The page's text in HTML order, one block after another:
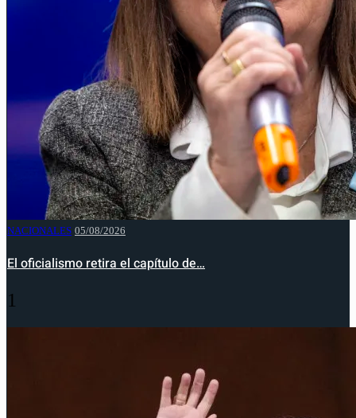
NACIONALES 05/08/2026
El oficialismo retira el capítulo de…
1